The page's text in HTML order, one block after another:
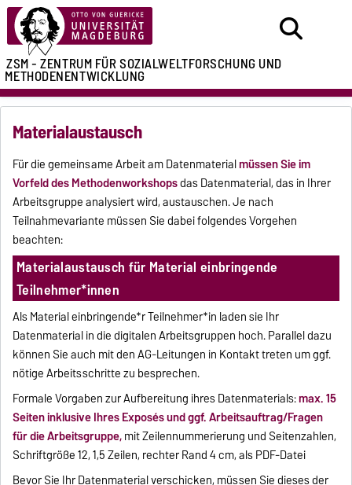
ZSM - ZENTRUM FÜRSOZIALWELTFORSCHUNG UND
METHODENENTWICKLUNG
Materialaustausch
Für die gemeinsame Arbeit am Datenmaterialmüssen Sie im
Vorfeld des Methodenworkshopsdas Datenmaterial, das in Ihrer
Arbeitsgruppe analysiert wird, austauschen. Je nach
Teilnahmevariante müssen Sie dabei folgendes Vorgehen
beachten:
Materialaustausch für Material einbringende
Teilnehmer*innen
Als Material einbringende*r Teilnehmer*in laden sie Ihr
Datenmaterial in die digitalen Arbeitsgruppen hoch. Parallel dazu
können Sie auch mit den AG-Leitungen in Kontakt treten um ggf.
nötige Arbeitsschritte zu besprechen.
Formale Vorgaben zur Aufbereitung ihres Datenmaterials:max. 15
Seiten inklusive Ihres Exposés und ggf. Arbeitsauftrag/Fragen
für die Arbeitsgruppe,mit Zeilennummerierung und Seitenzahlen,
Schriftgröße 12, 1,5 Zeilen, rechter Rand 4 cm, als PDF-Datei
Bevor Sie Ihr Datenmaterial verschicken, müssen Sie dieses der